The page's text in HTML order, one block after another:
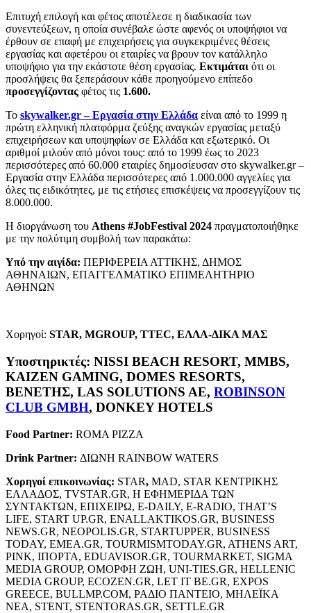
Επιτυχή επιλογή και φέτος αποτέλεσε η διαδικασία των
συνεντεύξεων, η οποία συνέβαλε ώστε αφενός οι υποψήφιοι να
έρθουν σε επαφή με επιχειρήσεις για συγκεκριμένες θέσεις
εργασίας και αφετέρου οι εταιρίες να βρουν τον κατάλληλο
υποψήφιο για την εκάστοτε θέση εργασίας. Εκτιμάται ότι οι
προσλήψεις θα ξεπεράσουν κάθε προηγούμενο επίπεδο
προσεγγίζοντας φέτος τις 1.600.
Το skywalker.gr – Εργασία στην Ελλάδα είναι από το 1999 η
πρώτη ελληνική πλατφόρμα ζεύξης αναγκών εργασίας μεταξύ
επιχειρήσεων και υποψηφίων σε Ελλάδα και εξωτερικό. Οι
αριθμοί μιλούν από μόνοι τους: από το 1999 έως το 2023
περισσότερες από 60.000 εταιρίες δημοσίευσαν στο skywalker.gr –
Εργασία στην Ελλάδα περισσότερες από 1.000.000 αγγελίες για
όλες τις ειδικότητες, με τις ετήσιες επισκέψεις να προσεγγίζουν τις
8.000.000.
Η διοργάνωση του Athens #JobFestival 2024 πραγματοποιήθηκε
με την πολύτιμη συμβολή των παρακάτω:
Υπό την αιγίδα: ΠΕΡΙΦΕΡΕΙΑ ΑΤΤΙΚΗΣ, ΔΗΜΟΣ
ΑΘΗΝΑΙΩΝ, ΕΠΑΓΓΕΛΜΑΤΙΚΟ ΕΠΙΜΕΛΗΤΗΡΙΟ
ΑΘΗΝΩΝ
Χορηγοί: STAR, MGROUP, TTEC, ΕΛΛΑ-ΔΙΚΑ ΜΑΣ
Υποστηρικτές: NISSI BEACH RESORT, MMBS,
KAIZEN GAMING, DOMES RESORTS,
ΒΕΝΕΤΗΣ, LAS SOLUTIONS AE, ROBINSON
CLUB GMBH, DONKEY HOTELS
Food Partner: ROMA PIZZA
Drink Partner: ΔΙΩΝΗ RAINBOW WATERS
Χορηγοί επικοινωνίας: STAR, ΜAD, STAR ΚΕΝΤΡΙΚΗΣ
ΕΛΛΑΔΟΣ, TVSTAR.GR, Η ΕΦΗΜΕΡΙΔΑ ΤΩΝ
ΣΥΝΤΑΚΤΩΝ, ΕΠΙΧΕΙΡΩ, E-DAILY, E-RADIO, THAT’S
LIFE, START UP.GR, ENALLAKTIKOS.GR, BUSINESS
NEWS.GR, NEOPOLIS.GR, STARTUPPER, BUSINESS
TODAY, EMEA.GR, TOURMISMTODAY.GR, ATHENS ART,
PINK, IΠΟΡΤΑ, EDUAVISOR.GR, TOURMARKET, SIGMA
MEDIA GROUP, ΟΜΟΡΦΗ ΖΩΗ, UNI-TIES.GR, HELLENIC
MEDIA GROUP, ECOZEN.GR, LET IT BE.GR, EXPOS
GREECE, BULLMP.COM, ΡΑΔΙΟ ΠΑΝΤΕΙΟ, ΜΗΛΕΪΚΑ
ΝΕΑ, STENT, STENTORAS.GR, SETTLE.GR